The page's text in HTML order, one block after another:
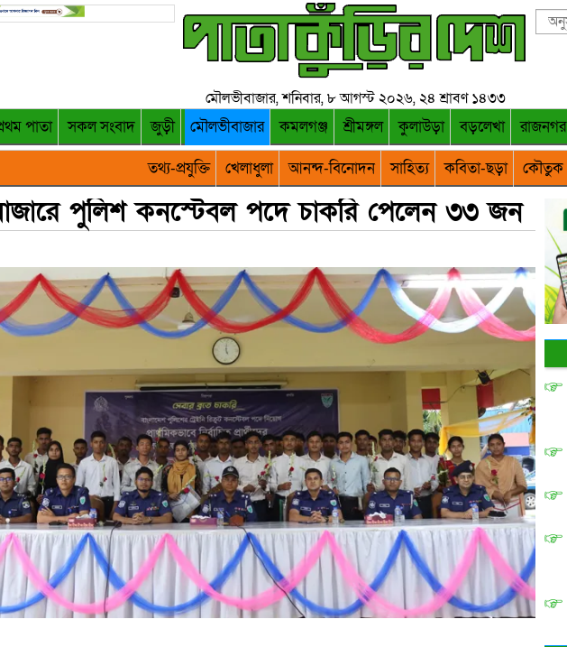
মৌলভীবাজার, শনিবার, ৮ আগস্ট ২০২৬, ২৪ শ্রাবণ ১৪৩৩
পাতা সকল সংবাদ জুড়ী মৌলভীবাজার কমলগঞ্জ শ্রীমঙ্গল কুলাউড়া বড়লেখা রাজনগর
তথ্য-প্রযুক্তি
খেলাধুলা আনন্দ-বিনোদন সাহিত্য কবিতা-ছড়া কৌতুক
পুলিশ কনস্টেবল পদে চাকরি পেলেন ৩৩ জন